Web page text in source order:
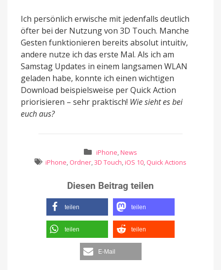
Ich persönlich erwische mit jedenfalls deutlich
öfter bei der Nutzung von 3D Touch. Manche
Gesten funktionieren bereits absolut intuitiv,
andere nutze ich das erste Mal. Als ich am
Samstag Updates in einem langsamen WLAN
geladen habe, konnte ich einen wichtigen
Download beispielsweise per Quick Action
priorisieren – sehr praktisch! Wie sieht es bei
euch aus?
iPhone, News
iPhone, Ordner,3D Touch, iOS 10, Quick Actions
Diesen Beitrag teilen
teilen teilen
teilen teilen
E-Mail